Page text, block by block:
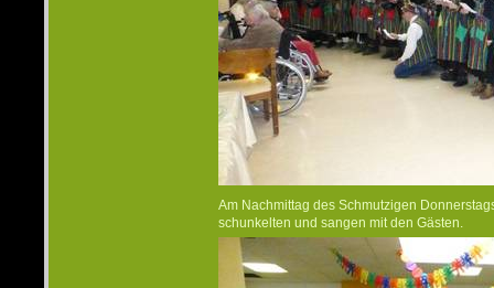
Am Nachmittag des Schmutzigen
schunkelten und sangen mit den Gästen.